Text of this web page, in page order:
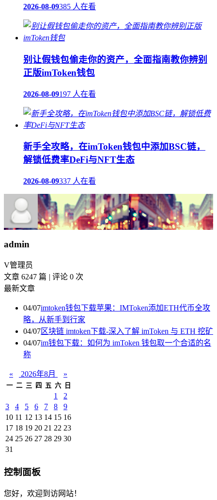
2026-08-09385 人在看
别让假钱包偷走你的资产，全面指南教你辨别
正版imToken钱包
2026-08-09197 人在看
新手全攻略，在imToken钱包中添加BSC链，
解锁低费率DeFi与NFT生态
2026-08-09337 人在看
admin
V管理员
文章 6247 篇 | 评论 0 次
最新文章
04/07imtoken钱包下载苹果：IMToken添加ETH代币全攻
略，从新手到行家
04/07区块链 imtoken下载-深入了解 imToken 与 ETH 挖矿
04/07im钱包下载：如何为 imToken 钱包取一个合适的名
称
« 2026年8月 »
一 二 三 四 五 六 日
1
2
3
4 5 6 7 8
9
10 11 12 13 14 15 16
17 18 19 20 21 22 23
24 25 26 27 28 29 30
31
控制面板
您好，欢迎到访网站！